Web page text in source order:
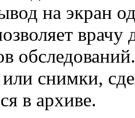
на экран
врачу
снимки,
в архиве.